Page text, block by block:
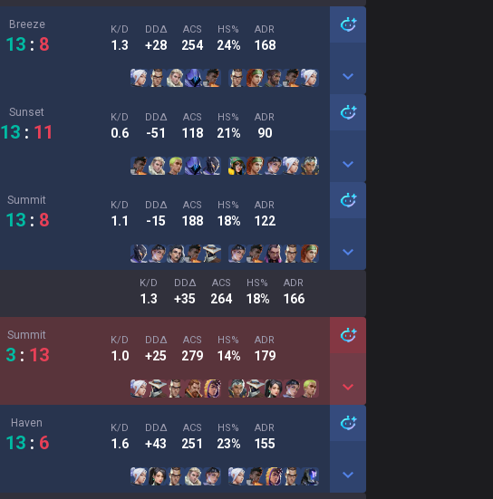
Breeze
13 : 8
K/D
1.3
DDΔ
+28
ACS
254
HS%
24%
ADR
168
Sunset
13 : 11
K/D
0.6
DDΔ
-51
ACS
118
HS%
21%
ADR
90
Summit
13 : 8
K/D
1.1
DDΔ
-15
ACS
188
HS%
18%
ADR
122
K/D
1.3
DDΔ
+35
ACS
264
HS%
18%
ADR
166
Summit
3 : 13
K/D
1.0
DDΔ
+25
ACS
279
HS%
14%
ADR
179
Haven
13 : 6
K/D
1.6
DDΔ
+43
ACS
251
HS%
23%
ADR
155